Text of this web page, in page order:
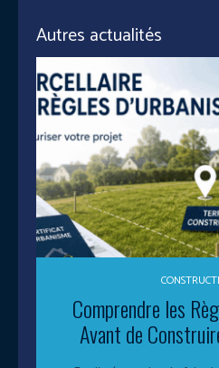
Autres actualités
Comprendre les
Avant de